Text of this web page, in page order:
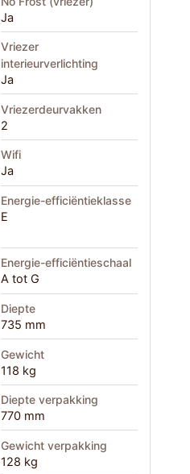
Ja
Vriezer
interieurverlichting
Ja
Vriezerdeurvakken
2
Wifi
Ja
Energie-efficiëntieklasse
E
Energie-efficiëntieschaal
A tot G
Diepte
735 mm
Gewicht
118 kg
Diepte verpakking
770 mm
Gewicht verpakking
128 kg